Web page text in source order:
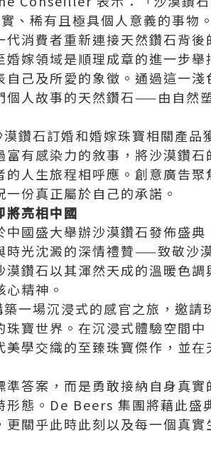
、稀有且極具個人意義的事物
消費者重新連接天然鑽石背
嫁領域是順理成章的進一步
己及所愛的象徵。通過這一
個人故事的天然鑽石——由自然
鑽石訂婚和婚嫁珠寶相關產品
有感染力的敘事，將沙漠鑽
人生旅程相呼應。創意廣告
份真正屬於自己的承諾。
將亮相中國
國盛大舉辦沙漠鑽石發佈盛
時光沈澱的深情禮贊——致敬沙
鑽石以其渾然天成的溫暖色
心精神。
一場沉浸式的感官之旅，邀請
寶世界。在沉浸式體驗空間
學交織的至臻珠寶傑作，並
準答案，而是勇敢接納自身真
形態。De Beers 集團將藉此盛
更關乎此時此刻以及每一個真